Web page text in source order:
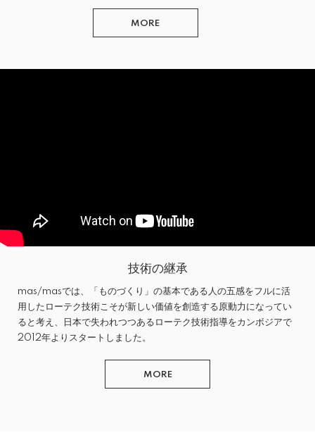
MORE
技術の継承
mas/masでは、「ものづくり」の基本である人の五感をフルに活
用したローテク技術こそが新しい価値を創造する原動力になってい
ると考え、日本で失われつつあるローテク技術指導をカンボジアで
2012年よりスタートしました。
MORE